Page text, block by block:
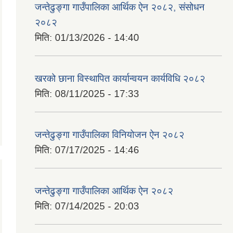
जन्तेढुङ्गा गाउँपालिका आर्थिक ऐन २०८२, संसोधन
२०८२
मिति: 01/13/2026 - 14:40
खरको छाना विस्थापित कार्यान्वयन कार्यविधि २०८२
मिति: 08/11/2025 - 17:33
जन्तेढुङ्गा गाउँपालिका विनियोजन ऐन २०८२
मिति: 07/17/2025 - 14:46
जन्तेढुङ्गा गाउँपालिका आर्थिक ऐन २०८२
मिति: 07/14/2025 - 20:03